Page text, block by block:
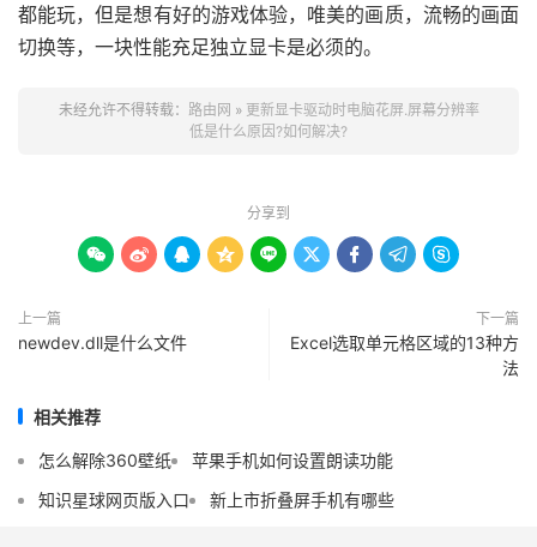
都能玩，但是想有好的游戏体验，唯美的画质，流畅的画面
切换等，一块性能充足独立显卡是必须的。
未经允许不得转载： 路由网 » 更新显卡驱动时电脑花屏.屏幕分辨率
低是什么原因?如何解决?
分享到
        
上一篇
newdev.dll是什么文件
下一篇
Excel选取单元格区域的13种方
法
相关推荐
怎么解除360壁纸
苹果手机如何设置朗读功能
知识星球网页版入口
新上市折叠屏手机有哪些